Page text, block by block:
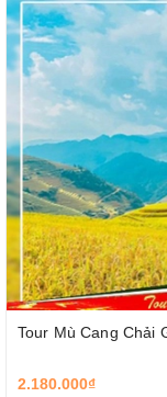
Tour Mù Cang Chải
2.180.000₫